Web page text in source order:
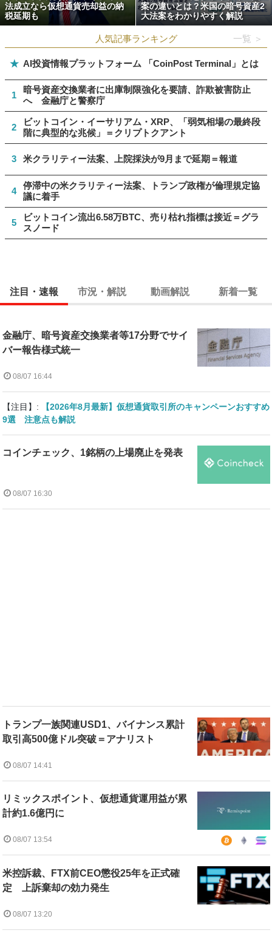
法成立なら仮想通貨売却益の納
税延期も
案の違いとは？米国の暗号資産2
大法案をわかりやすく解説
人気記事ランキング 一覧 ＞
★ AI投資情報プラットフォーム 「CoinPost Terminal」とは
1
暗号資産交換業者に出庫制限強化を要請、詐欺被害防止
へ 金融庁と警察庁
2
ビットコイン・イーサリアム・XRP、「弱気相場の最終段
階に典型的な兆候」＝クリプトクアント
3 米クラリティー法案、上院採決が9月まで延期＝報道
4
停滞中の米クラリティー法案、トランプ政権が倫理規定協
議に着手
5
ビットコイン流出6.58万BTC、売り枯れ指標は接近＝グラ
スノード
注目・速報 市況・解説 動画解説 新着一覧
金融庁、暗号資産交換業者等17分野でサイ
バー報告様式統一
08/07 16:44
【注目】:
【2026年8月最新】仮想通貨取引所のキャンペーンおすすめ
9選 注意点も解説
コインチェック、1銘柄の上場廃止を発表
08/07 16:30
トランプ一族関連USD1、バイナンス累計
取引高500億ドル突破＝アナリスト
08/07 14:41
リミックスポイント、仮想通貨運用益が累
計約1.6億円に
08/07 13:54
米控訴裁、FTX前CEO懲役25年を正式確
定 上訴棄却の効力発生
08/07 13:20